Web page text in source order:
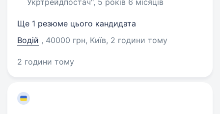
Укртрейдпостач", 5 років 6 місяців
Ще 1 резюме цього кандидата
Водій , 40000 грн, Київ, 2 години тому
2 години тому